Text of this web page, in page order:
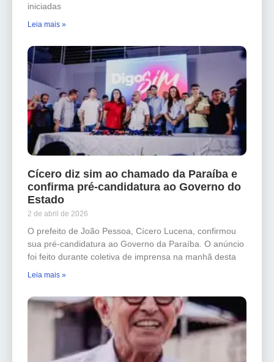
iniciadas
Leia mais »
Cícero diz sim ao chamado da Paraíba e
confirma pré-candidatura ao Governo do
Estado
2 de abril de 2026
O prefeito de João Pessoa, Cícero Lucena, confirmou
sua pré-candidatura ao Governo da Paraíba. O anúncio
foi feito durante coletiva de imprensa na manhã desta
Leia mais »